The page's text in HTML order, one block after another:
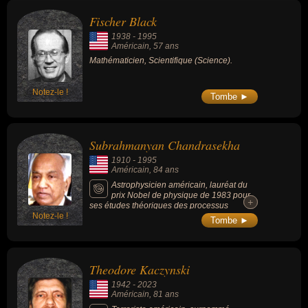
autobiographe, biographe, écrivain, historien, journaliste ou
romancier.
Notez-le !
Fischer Black
1938 - 1995
Américain , 57 ans
Mathématicien, Scientifique (Science).
Tombe ►
Notez-le !
Subrahmanyan Chandrasekha
1910 - 1995
Américain, 84 ans
Astrophysicien américain, lauréat du
prix Nobel de physique de 1983 pour
ses études théoriques des processus
physiques régissant la structure et l'évolution
des étoiles, connu pour avoir déterminé au-
processus de supernova. L'astéroïde
Chandra a été baptisé en son honneur
(1958) .
+
+
Tombe ►
Theodore Kaczynski
1942 - 2023
Américain , 81 ans